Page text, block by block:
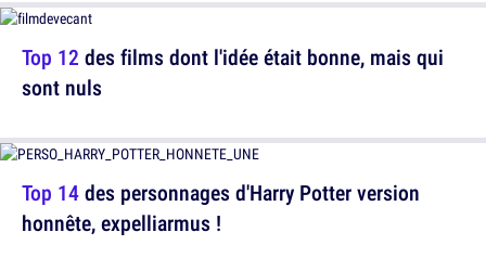
Top 12 des films dont l'idée était bonne, mais qui
sont nuls
Top 14des personnages d'Harry Potter version
honnête, expelliarmus !